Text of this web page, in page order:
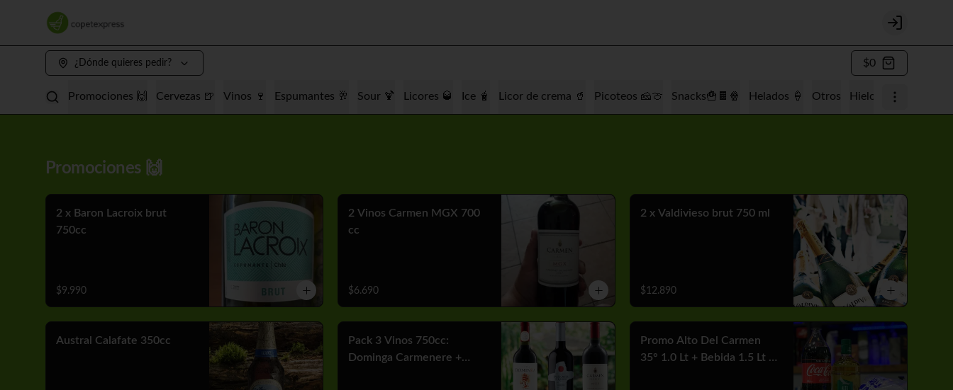
Login
¿Dónde quieres pedir? $0
Promociones 🙌 Cervezas 🍺 Vinos 🍷 Espumantes 🥂 Sour 🍹 Licores 🥃 Ice 🧋 Licor de crema 🥤 Picoteos 🧀🍈 Snacks🍟🍫🍿 Helados 🍦 Otros Hielo 🧊
Promociones 🙌
2 x Baron Lacroix brut
750cc
$9.990
2 Vinos Carmen MGX 700
cc
$6.690
2 x Valdivieso brut 750 ml
$12.890
Austral Calafate 350cc
Pack 3 Vinos 750cc:
Dominga Carmenere +
Promo Alto Del Carmen
35° 1.0 Lt + Bebida 1.5 Lt +